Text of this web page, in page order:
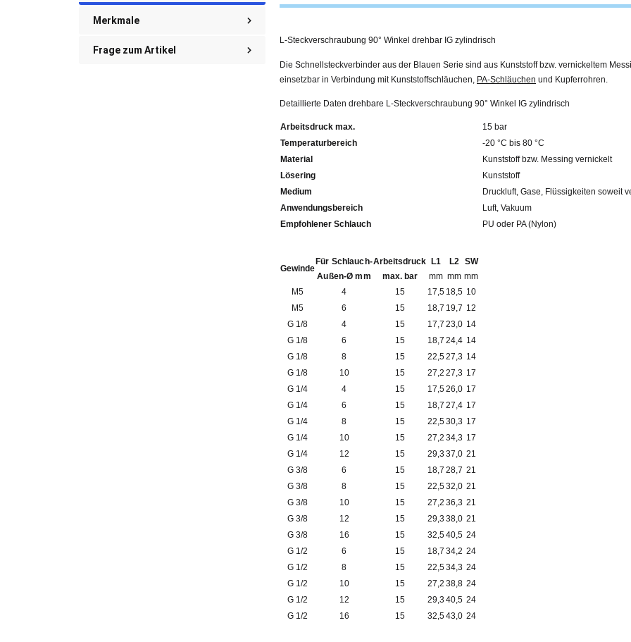
Merkmale
Frage zum Artikel
L-Steckverschraubung 90° Winkel drehbar IG zylindrisch
Die Schnellsteckverbinder aus der Blauen Serie sind aus Kunststoff bzw. vernickeltem
einsetzbar in Verbindung mit Kunststoffschläuchen, PA-Schläuchen und Kupferrohren.
Detaillierte Daten drehbare L-Steckverschraubung 90° Winkel IG zylindrisch
Arbeitsdruck max.
15 bar
Temperaturbereich
-20 °C bis 80 °C
Material
Kunststoff bzw. Messing vernickelt
Lösering
Kunststoff
Medium
Druckluft, Gase, Flüssigkeiten soweit
Anwendungsbereich
Luft, Vakuum
Empfohlener Schlauch
PU oder PA (Nylon)
Gewinde
Für Schlauch-
Außen-Ø mm
Arbeitsdruck
max. bar
L1
mm
L2
mm
SW
mm
M5
4 15 17,5 18,5 10
M5
6 15 18,7 19,7 12
G 1/8
4 15 17,7 23,0 14
G 1/8
6 15 18,7 24,4 14
G 1/8
8 15 22,527,3 14
G 1/8
10 15 27,2 27,3 17
G 1/4
4 15 17,526,0 17
G 1/4
6 15 18,7 27,4 17
G 1/4
8 15 22,530,3 17
G 1/4
10 15 27,2 34,3 17
G 1/4
12 15 29,3 37,0 21
G 3/8
6 15 18,7 28,7 21
G 3/8
8 15 22,532,0 21
G 3/8
10 15 27,2 36,3 21
G 3/8
12 15 29,3 38,0 21
G 3/8
16 15 32,540,5 24
G 1/2
6 15 18,7 34,2 24
G 1/2
8 15 22,534,3 24
G 1/2
10 15 27,2 38,8 24
G 1/2
12 15 29,3 40,5 24
G 1/2
16 15 32,543,0 24